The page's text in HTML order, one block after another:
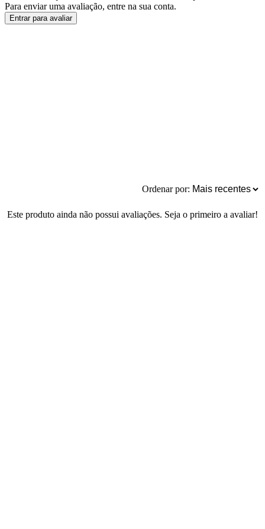
Para enviar uma avaliação, entre na sua conta.
Entrar para avaliar
Ordenar por:
Este produto ainda não possui avaliações. Seja o primeiro a avaliar!